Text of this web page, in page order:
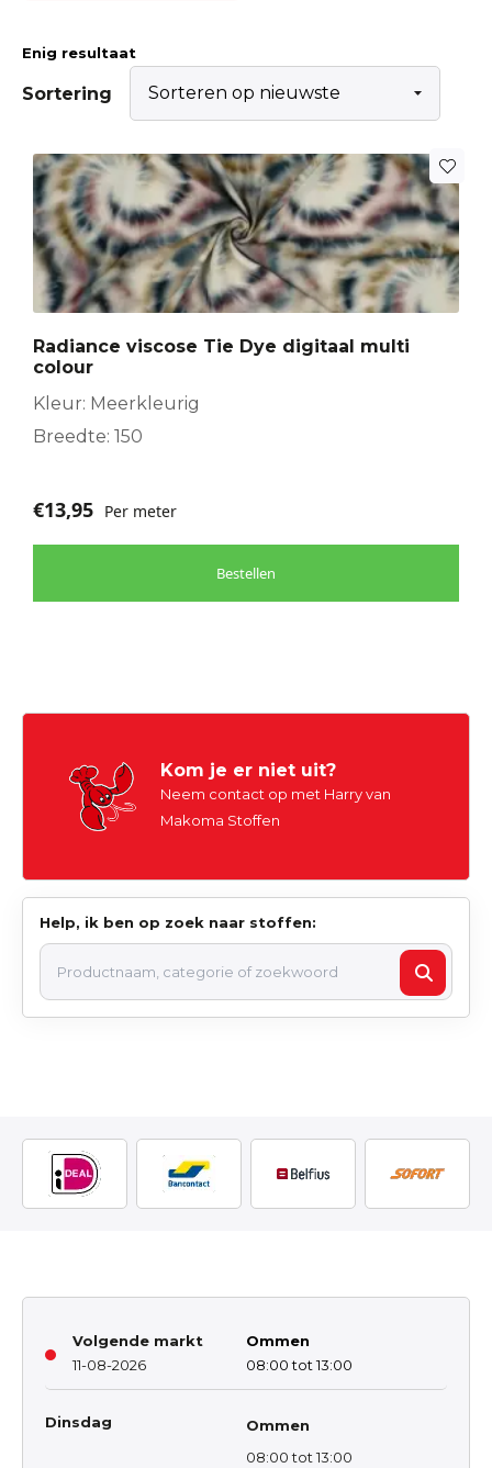
Enig resultaat
Sortering
Radiance viscose Tie Dye digitaal multi
colour
Kleur: Meerkleurig
Breedte: 150
€13,95 Per meter
Bestellen
Kom je er niet uit?
Neem contact op met Harry van
Makoma Stoffen
Help, ik ben op zoek naar stoffen:
Volgende markt
11-08-2026
Ommen
08:00 tot 13:00
Dinsdag
Ommen
08:00 tot 13:00